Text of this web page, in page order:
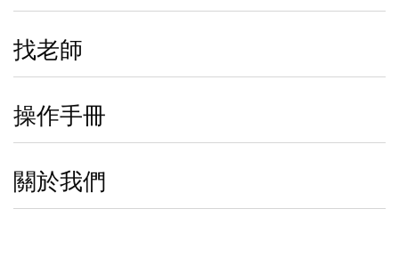
找老師
操作手冊
關於我們